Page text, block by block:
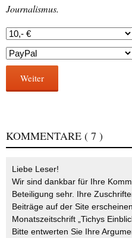
Journalismus.
Weiter
KOMMENTARE ( 7 )
Liebe Leser!
Wir sind dankbar für Ihre
Beteiligung sehr. Ihre
Beiträge auf der Site
Monatszeitschrift „Tichys
Bitte entwerten Sie Ihre